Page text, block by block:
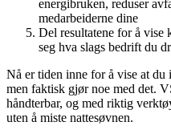
energibruken, reduser
medarbeiderne dine
Del resultatene for å vise
seg hva slags bedrift du
Nå er tiden inne for å vise at
men faktisk gjør noe med det.
håndterbar, og med riktig
uten å miste nattesøvnen.